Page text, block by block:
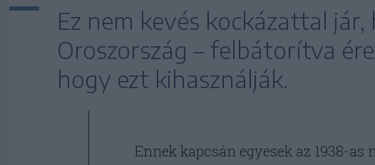
Ez nem kevés kockázattal
Oroszország – felbátorítva
hogy ezt kihasználják.
Ennek kapcsán egyesek az 1938-